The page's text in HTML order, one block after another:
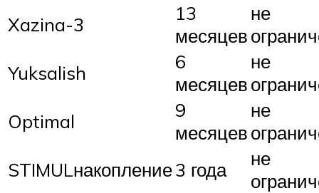
Xazina-3
13
месяцев
не
Yuksalish
6
месяцев
не
Optimal
9
месяцев
не
STIMULнакопление3 года
не